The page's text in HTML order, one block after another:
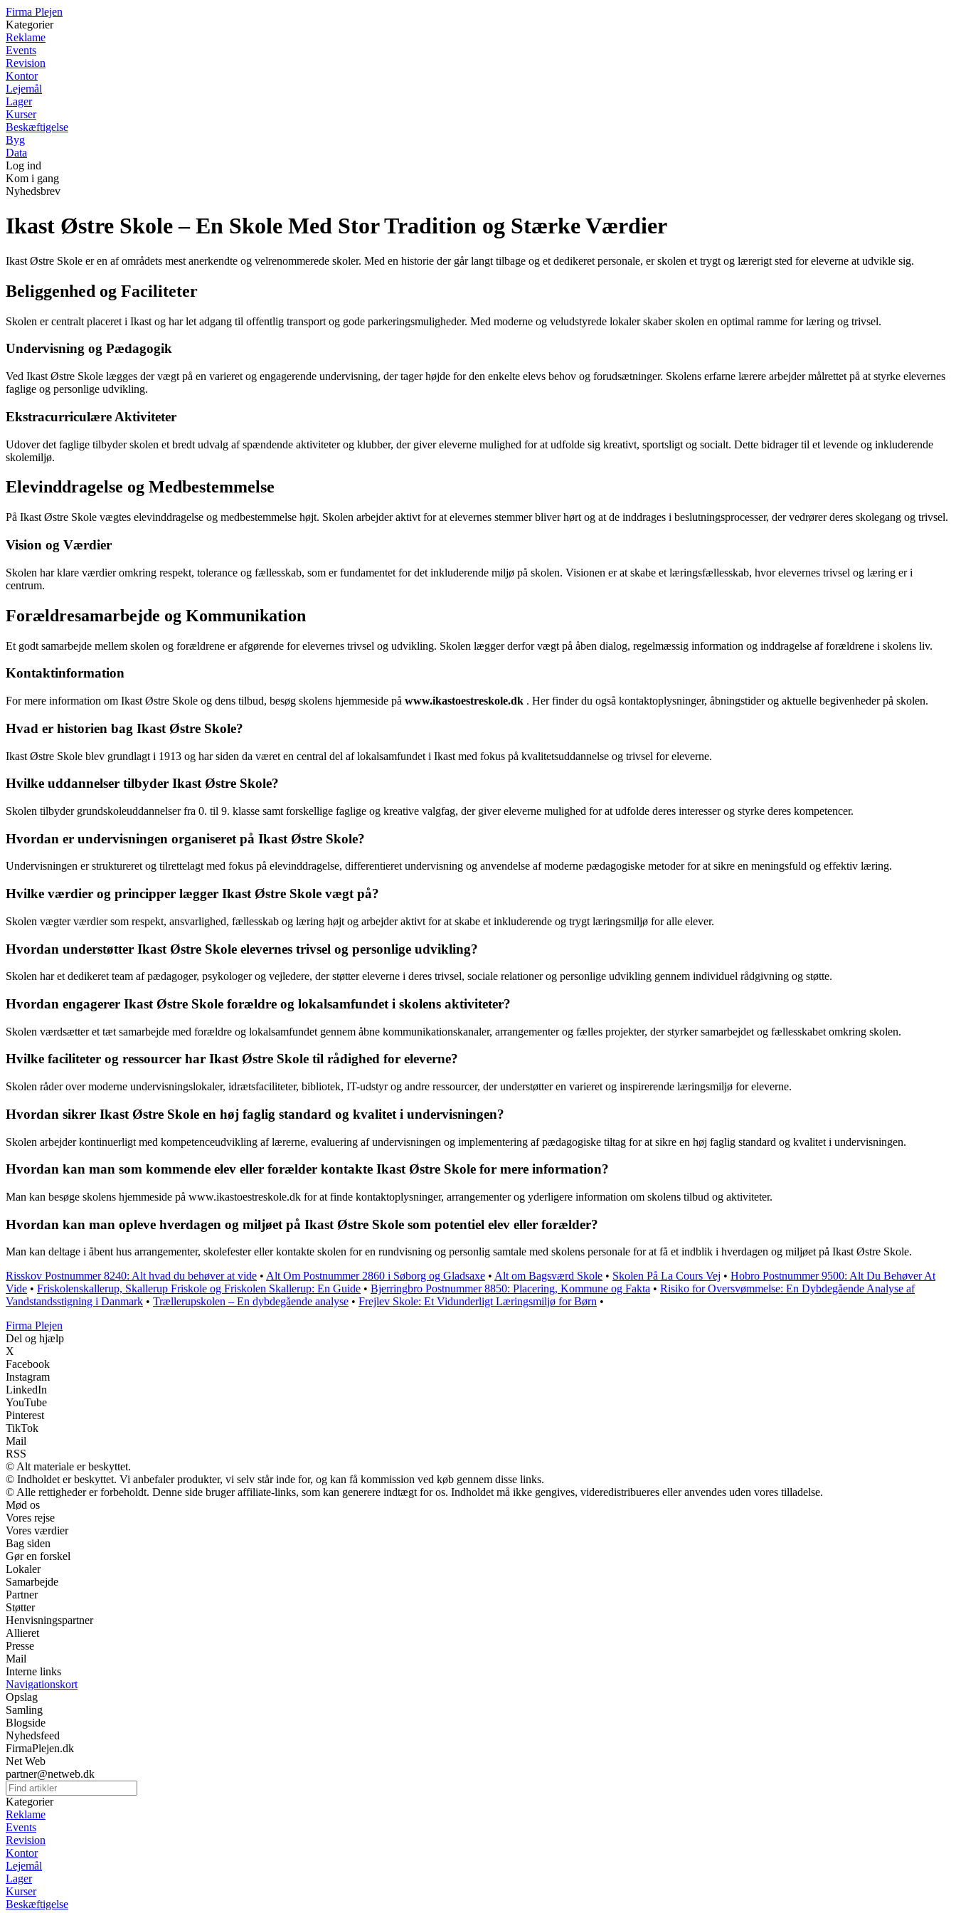
Firma Plejen
Kategorier
Reklame
Events
Revision
Kontor
Lejemål
Lager
Kurser
Beskæftigelse
Byg
Data
Log ind
Kom i gang
Nyhedsbrev
Ikast Østre Skole – En Skole Med Stor Tradition og Stærke Værdier
Ikast Østre Skole er en af områdets mest anerkendte og velrenommerede skoler. Med en historie der går langt tilbage og et dedikeret personale, er skolen et trygt og lærerigt sted for eleverne at udvikle sig.
Beliggenhed og Faciliteter
Skolen er centralt placeret i Ikast og har let adgang til offentlig transport og gode parkeringsmuligheder. Med moderne og veludstyrede lokaler skaber skolen en optimal ramme for læring og trivsel.
Undervisning og Pædagogik
Ved Ikast Østre Skole lægges der vægt på en varieret og engagerende undervisning, der tager højde for den enkelte elevs behov og forudsætninger. Skolens erfarne lærere arbejder målrettet på at styrke elevernes
faglige og personlige udvikling.
Ekstracurriculære Aktiviteter
Udover det faglige tilbyder skolen et bredt udvalg af spændende aktiviteter og klubber, der giver eleverne mulighed for at udfolde sig kreativt, sportsligt og socialt. Dette bidrager til et levende og inkluderende
skolemiljø.
Elevinddragelse og Medbestemmelse
På Ikast Østre Skole vægtes elevinddragelse og medbestemmelse højt. Skolen arbejder aktivt for at elevernes stemmer bliver hørt og at de inddrages i beslutningsprocesser, der vedrører deres skolegang og trivsel.
Vision og Værdier
Skolen har klare værdier omkring respekt, tolerance og fællesskab, som er fundamentet for det inkluderende miljø på skolen. Visionen er at skabe et læringsfællesskab, hvor elevernes trivsel og læring er i
centrum.
Forældresamarbejde og Kommunikation
Et godt samarbejde mellem skolen og forældrene er afgørende for elevernes trivsel og udvikling. Skolen lægger derfor vægt på åben dialog, regelmæssig information og inddragelse af forældrene i skolens liv.
Kontaktinformation
For mere information om Ikast Østre Skole og dens tilbud, besøg skolens hjemmeside på www.ikastoestreskole.dk . Her finder du også kontaktoplysninger, åbningstider og aktuelle begivenheder på skolen.
Hvad er historien bag Ikast Østre Skole?
Ikast Østre Skole blev grundlagt i 1913 og har siden da været en central del af lokalsamfundet i Ikast med fokus på kvalitetsuddannelse og trivsel for eleverne.
Hvilke uddannelser tilbyder Ikast Østre Skole?
Skolen tilbyder grundskoleuddannelser fra 0. til 9. klasse samt forskellige faglige og kreative valgfag, der giver eleverne mulighed for at udfolde deres interesser og styrke deres kompetencer.
Hvordan er undervisningen organiseret på Ikast Østre Skole?
Undervisningen er struktureret og tilrettelagt med fokus på elevinddragelse, differentieret undervisning og anvendelse af moderne pædagogiske metoder for at sikre en meningsfuld og effektiv læring.
Hvilke værdier og principper lægger Ikast Østre Skole vægt på?
Skolen vægter værdier som respekt, ansvarlighed, fællesskab og læring højt og arbejder aktivt for at skabe et inkluderende og trygt læringsmiljø for alle elever.
Hvordan understøtter Ikast Østre Skole elevernes trivsel og personlige udvikling?
Skolen har et dedikeret team af pædagoger, psykologer og vejledere, der støtter eleverne i deres trivsel, sociale relationer og personlige udvikling gennem individuel rådgivning og støtte.
Hvordan engagerer Ikast Østre Skole forældre og lokalsamfundet i skolens aktiviteter?
Skolen værdsætter et tæt samarbejde med forældre og lokalsamfundet gennem åbne kommunikationskanaler, arrangementer og fælles projekter, der styrker samarbejdet og fællesskabet omkring skolen.
Hvilke faciliteter og ressourcer har Ikast Østre Skole til rådighed for eleverne?
Skolen råder over moderne undervisningslokaler, idrætsfaciliteter, bibliotek, IT-udstyr og andre ressourcer, der understøtter en varieret og inspirerende læringsmiljø for eleverne.
Hvordan sikrer Ikast Østre Skole en høj faglig standard og kvalitet i undervisningen?
Skolen arbejder kontinuerligt med kompetenceudvikling af lærerne, evaluering af undervisningen og implementering af pædagogiske tiltag for at sikre en høj faglig standard og kvalitet i undervisningen.
Hvordan kan man som kommende elev eller forælder kontakte Ikast Østre Skole for mere information?
Man kan besøge skolens hjemmeside på www.ikastoestreskole.dk for at finde kontaktoplysninger, arrangementer og yderligere information om skolens tilbud og aktiviteter.
Hvordan kan man opleve hverdagen og miljøet på Ikast Østre Skole som potentiel elev eller forælder?
Man kan deltage i åbent hus arrangementer, skolefester eller kontakte skolen for en rundvisning og personlig samtale med skolens personale for at få et indblik i hverdagen og miljøet på Ikast Østre Skole.
Risskov Postnummer 8240: Alt hvad du behøver at vide • Alt Om Postnummer 2860 i Søborg og Gladsaxe • Alt om Bagsværd Skole • Skolen På La Cours Vej • Hobro Postnummer 9500: Alt Du Behøver At
Vide • Friskolenskallerup, Skallerup Friskole og Friskolen Skallerup: En Guide • Bjerringbro Postnummer 8850: Placering, Kommune og Fakta • Risiko for Oversvømmelse: En Dybdegående Analyse af
Vandstandsstigning i Danmark • Trællerupskolen – En dybdegående analyse • Frejlev Skole: Et Vidunderligt Læringsmiljø for Børn •
Firma Plejen
Del og hjælp
X
Facebook
Instagram
LinkedIn
YouTube
Pinterest
TikTok
Mail
RSS
© Alt materiale er beskyttet.
© Indholdet er beskyttet. Vi anbefaler produkter, vi selv står inde for, og kan få kommission ved køb gennem disse links.
© Alle rettigheder er forbeholdt. Denne side bruger affiliate-links, som kan generere indtægt for os. Indholdet må ikke gengives, videredistribueres eller anvendes uden vores tilladelse.
Mød os
Vores rejse
Vores værdier
Bag siden
Gør en forskel
Lokaler
Samarbejde
Partner
Støtter
Henvisningspartner
Allieret
Presse
Mail
Interne links
Navigationskort
Opslag
Samling
Blogside
Nyhedsfeed
FirmaPlejen.dk
Net Web
partner@netweb.dk
Kategorier
Reklame
Events
Revision
Kontor
Lejemål
Lager
Kurser
Beskæftigelse